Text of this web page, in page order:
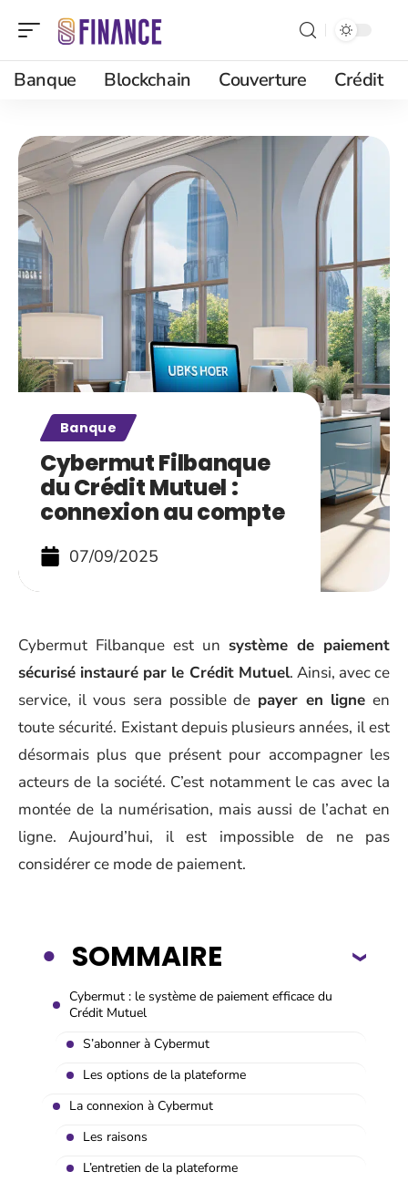
Banque Blockchain Couverture Crédit
Banque
Cybermut Filbanque
du Crédit Mutuel :
connexion au compte
07/09/2025
Cybermut Filbanque est un système de paiement
sécurisé instauré par le Crédit Mutuel. Ainsi, avec ce
service, il vous sera possible de payer en ligne en
toute sécurité. Existant depuis plusieurs années, il est
désormais plus que présent pour accompagner les
acteurs de la société. C’est notamment le cas avec la
montée de la numérisation, mais aussi de l’achat en
ligne. Aujourd’hui, il est impossible de ne pas
considérer ce mode de paiement.
SOMMAIRE
Cybermut : le système de paiement efficace du
Crédit Mutuel
S’abonner à Cybermut
Les options de la plateforme
La connexion à Cybermut
Les raisons
L’entretien de la plateforme